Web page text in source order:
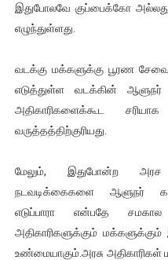
இதுபோலவே குப்பைக்கோ அல்லது
எழுந்துள்ளது.
வடக்கு மக்களுக்கு பூரண
எடுத்துள்ள வடக்கின்
அதிகாரிகளைக்கூட
வருத்தத்திற்குரியது.
மேலும், இதுபோன்ற அரச
நடவடிக்கைகளை ஆளுநர்
எடுப்பாரா என்பதே
அதிகாரிகளுக்கும்
உண்மையாகும்.அரசு அதிகாரிகள்